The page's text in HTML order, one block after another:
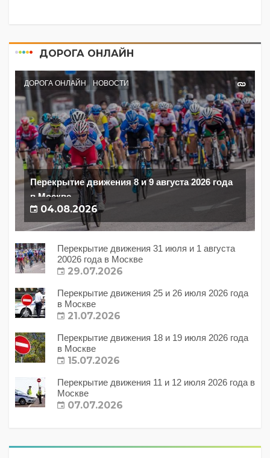
ДОРОГА ОНЛАЙН
ДОРОГА ОНЛАЙН НОВОСТИ
Перекрытие движения 8 и 9 августа 2026 года
в Москве
04.08.2026
Перекрытие движения 31 июля и 1 августа
20026 года в Москве
29.07.2026
Перекрытие движения 25 и 26 июля 2026 года
в Москве
21.07.2026
Перекрытие движения 18 и 19 июля 2026 года
в Москве
15.07.2026
Перекрытие движения 11 и 12 июля 2026 года в
Москве
07.07.2026